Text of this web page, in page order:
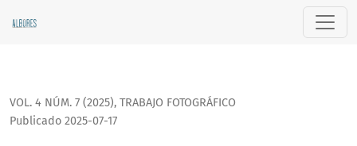
VOL. 4 NÚM. 7 (2025), TRABAJO FOTOGRÁFICO
Publicado 2025-07-17